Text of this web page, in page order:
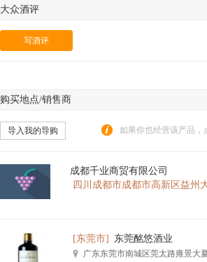
大众酒评
写酒评
购买地点/销售商
导入我的导购 如果你也经营该产品，
成都千业商贸有限公司
四川成都市成都市高新区益州
[东莞市] 东莞酩悠酒业
广东东莞市南城区莞太路雍景大